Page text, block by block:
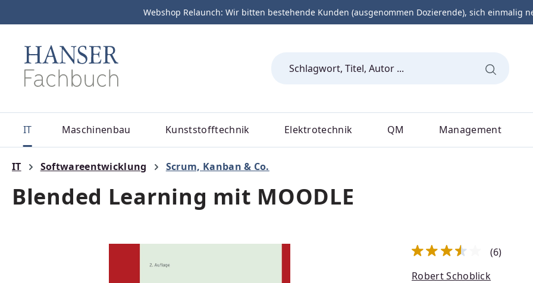
Zur Hauptnavigation springenWebshop Relaunch: Wir bitten bestehende Kunden (ausgenommen Dozierende), sich einmalig
IT Maschinenbau Kunststofftechnik Elektrotechnik QM Management
IT Softwareentwicklung Scrum, Kanban & Co.
Blended Learning mit MOODLE
(6)
Robert Schoblick